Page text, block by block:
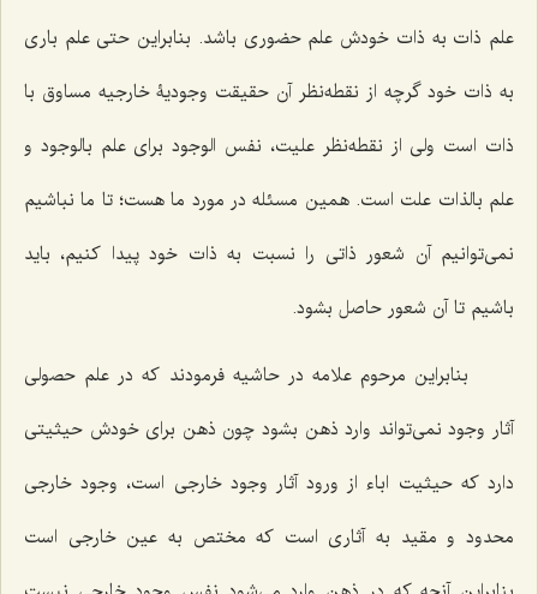
علم ذات به ذات خودش علم حضوری باشد. بنابراین حتی علم باری
به ذات خود گرچه از نقطه‌نظر آن حقیقت وجودیۀ خارجیه مساوق با
ذات است ولی از نقطه‌نظر علیت، نفس الوجود برای علم بالوجود و
علم بالذات علت است. همین مسئله در مورد ما هست؛ تا ما نباشیم
نمی‌توانیم آن شعور ذاتی را نسبت به ذات خود پیدا کنیم، باید
باشیم تا آن شعور حاصل بشود.
بنابراین مرحوم علامه در حاشیه فرمودند که در علم حصولی
آثار وجود نمی‌تواند وارد ذهن بشود چون ذهن برای خودش حیثیتی
دارد که حیثیت اباء از ورود آثار وجود خارجی است، وجود خارجی
محدود و مقید به آثاری است که مختص به عین خارجی است